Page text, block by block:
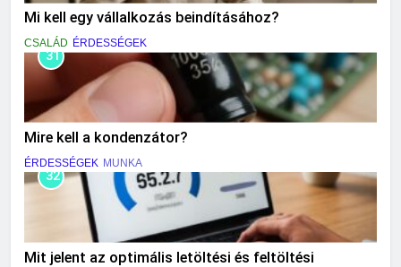
Mi kell egy vállalkozás beindításához?
CSALÁD ÉRDESSÉGEK
31
Mire kell a kondenzátor?
ÉRDESSÉGEK MUNKA
32
Mit jelent az optimális letöltési és feltöltési